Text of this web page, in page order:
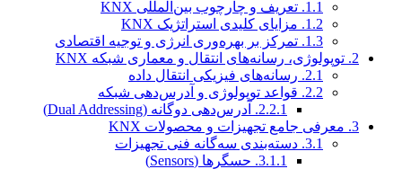
1.1. تعریف و چارچوب بین‌المللی KNX
1.2. مزایای کلیدی استراتژیک KNX
1.3. تمرکز بر بهره‌وری انرژی و توجیه اقتصادی
2. توپولوژی، رسانه‌های انتقال و معماری شبکه KNX
2.1. رسانه‌های فیزیکی انتقال داده
2.2. قواعد توپولوژی و آدرس‌دهی شبکه
2.2.1.
آدرس‌دهی دوگانه (Dual Addressing)
3. معرفی جامع تجهیزات و محصولات KNX
3.1. دسته‌بندی سه‌گانه فنی تجهیزات
3.1.1. حسگرها (Sensors)